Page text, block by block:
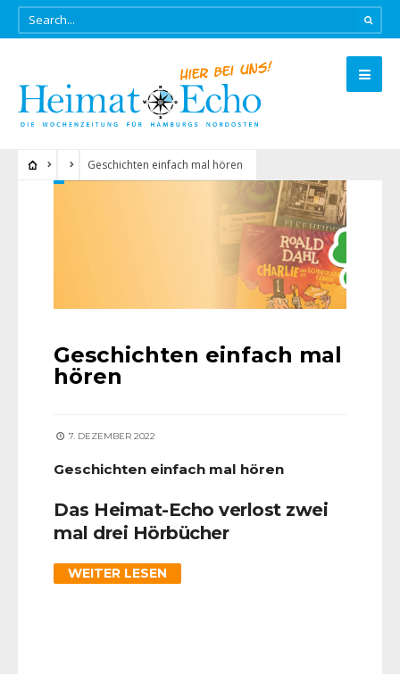
Geschichten einfach mal hören
Geschichten einfach mal
hören
7. DEZEMBER 2022
Geschichten einfach mal hören
Das Heimat-Echo verlost zwei
mal drei Hörbücher
WEITER LESEN